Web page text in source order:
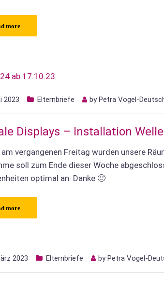
more
2023 Elternbriefe byPetra Vogel-
Displays – Installation
vergangenen Freitag wurden unsere
soll zum Ende dieser Woche
optimal an. Danke 🙂
more
2023 Elternbriefe byPetra Vogel-